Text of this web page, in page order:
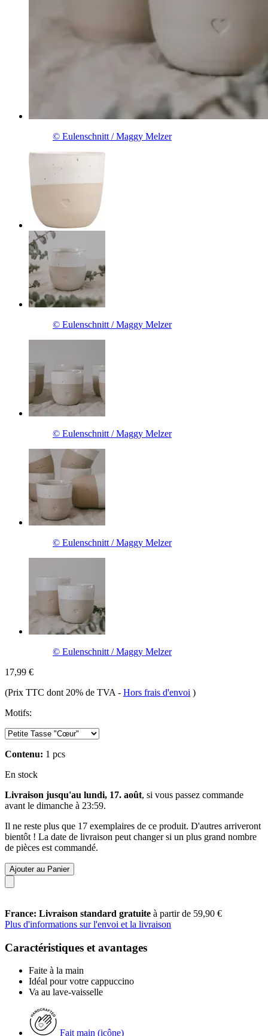
© Eulenschnitt / Maggy Melzer
© Eulenschnitt / Maggy Melzer
© Eulenschnitt / Maggy Melzer
© Eulenschnitt / Maggy Melzer
© Eulenschnitt / Maggy Melzer
17,99 €
(Prix TTC dont 20% de TVA - Hors frais d'envoi )
Motifs:
Contenu: 1 pcs
En stock
Livraison jusqu'au lundi, 17. août, si vous passez commande
avant le dimanche à 23:59.
Il ne reste plus que 17 exemplaires de ce produit. D'autres arriveront
bientôt ! La date de livraison peut changer si un plus grand nombre
de pièces est commandé.
Ajouter au Panier
France: Livraison standard gratuite à partir de 59,90 €
Plus d'informations sur l'envoi et la livraison
Caractéristiques et avantages
Faite à la main
Idéal pour votre cappuccino
Va au lave-vaisselle
Fait main (icône)